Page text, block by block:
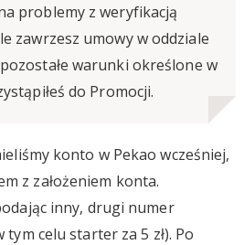
problemy z weryfikacją
zawrzesz umowy w oddziale
warunki określone w
do Promocji.
konto w Pekao wcześniej,
z założeniem konta.
inny, drugi numer
celu starter za 5 zł). Po